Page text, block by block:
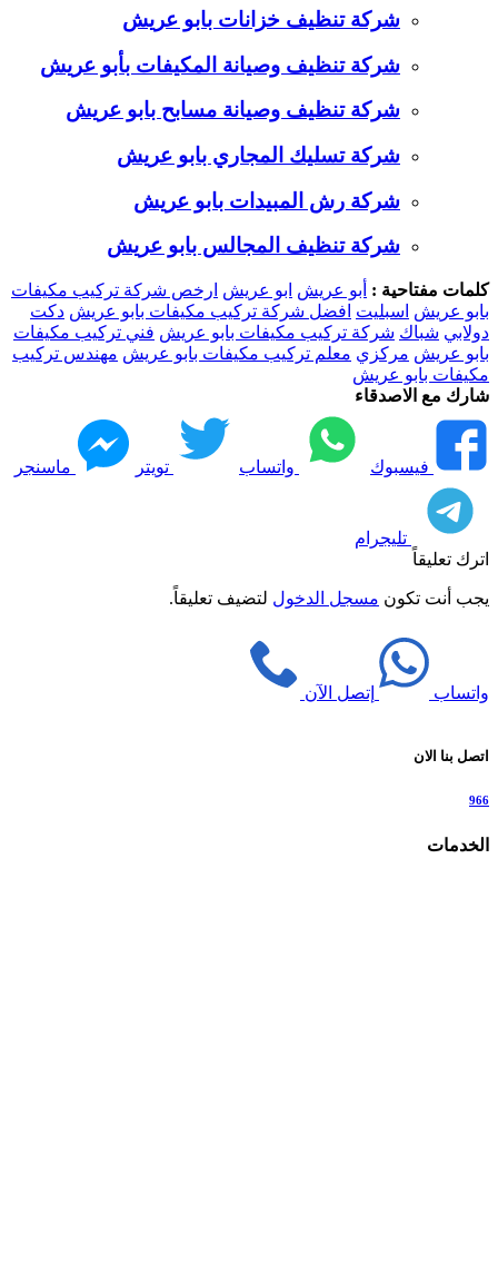
شركة تنظيف خزانات بابو عريش
شركة تنظيف وصيانة المكيفات بأبو عريش
شركة تنظيف وصيانة مسابح بابو عريش
شركة تسليك المجاري بابو عريش
شركة رش المبيدات بابو عريش
شركة تنظيف المجالس بابو عريش
كلمات مفتاحية : أبو عريش ابو عريش ارخص شركة تركيب مكيفات
بابو عريش اسبليت افضل شركة تركيب مكيفات بابو عريش دكت
دولابي شباك شركة تركيب مكيفات بابو عريش فني تركيب مكيفات
بابو عريش مركزي معلم تركيب مكيفات بابو عريش مهندس تركيب
مكيفات بابو عريش
شارك مع الاصدقاء
فيسبوك واتساب تويتر ماسنجر
تليجرام
اترك تعليقاً
يجب أنت تكون مسجل الدخول لتضيف تعليقاً.
واتساب إتصل الآن
اتصل بنا الان
966
الخدمات